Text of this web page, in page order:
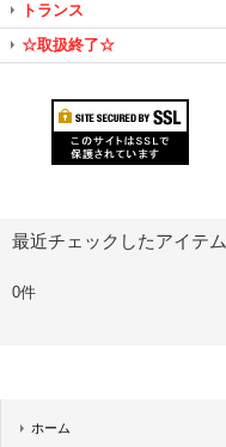
トランス
☆取扱終了☆
最近チェックしたアイテム
0件
ホーム